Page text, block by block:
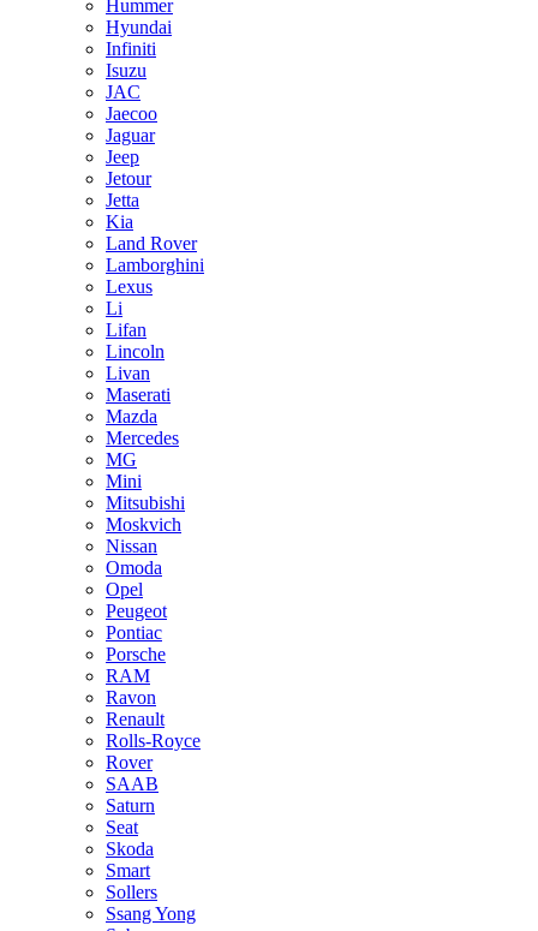
Hummer
Hyundai
Infiniti
Isuzu
JAC
Jaecoo
Jaguar
Jeep
Jetour
Jetta
Kia
Land Rover
Lamborghini
Lexus
Li
Lifan
Lincoln
Livan
Maserati
Mazda
Mercedes
MG
Mini
Mitsubishi
Moskvich
Nissan
Omoda
Opel
Peugeot
Pontiac
Porsche
RAM
Ravon
Renault
Rolls-Royce
Rover
SAAB
Saturn
Seat
Skoda
Smart
Sollers
Ssang Yong